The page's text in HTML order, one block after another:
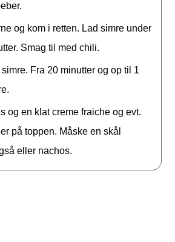
og kom i retten. Lad simre under
Smag til med chili.
simre. Fra 20 minutter og op til 1
og en klat creme fraiche og evt.
på toppen. Måske en skål
eller nachos.